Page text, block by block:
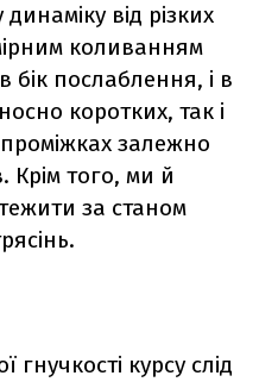
від різких
коливанням
бік послаблення, і в
коротких, так і
залежно
Крім того, ми й
за станом
гнучкості курсу слід